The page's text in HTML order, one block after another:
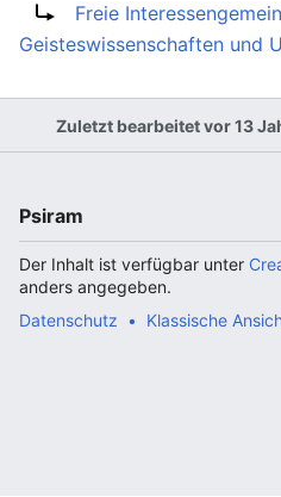
Freie
Geisteswissenschaften und
Zuletzt bearbeitet vor 13
Psiram
Der Inhalt ist verfügbar unter
anders angegeben.
Datenschutz
Klassische